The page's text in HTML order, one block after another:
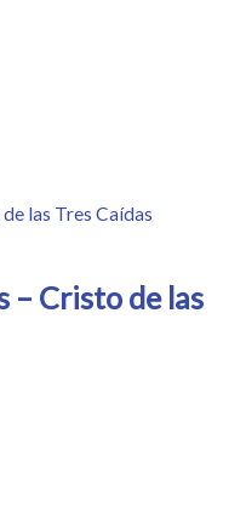
– Cristo de las